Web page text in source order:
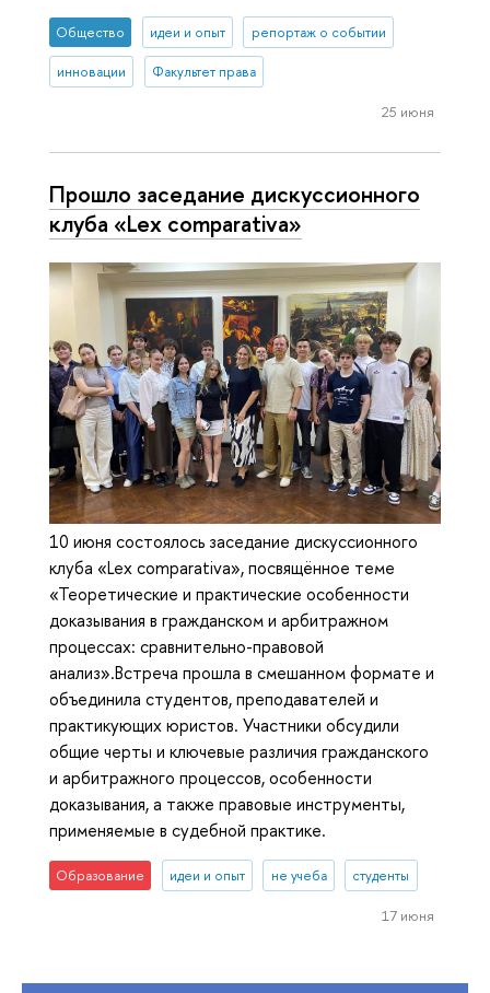
Общество идеи и опыт репортаж о событии
инновации Факультет права
25 июня
Прошло заседание дискуссионного
клуба «Lex comparativa»
10 июня состоялось заседание дискуссионного
клуба «Lex comparativa», посвящённое теме
«Теоретические и практические особенности
доказывания в гражданском и арбитражном
процессах: сравнительно-правовой
анализ».Встреча прошла в смешанном формате и
объединила студентов, преподавателей и
практикующих юристов. Участники обсудили
общие черты и ключевые различия гражданского
и арбитражного процессов, особенности
доказывания, а также правовые инструменты,
применяемые в судебной практике.
Образование идеи и опыт не учеба студенты
17 июня